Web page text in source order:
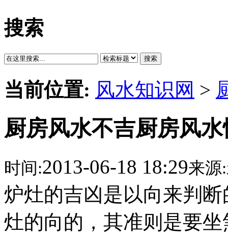
搜索
搜索
当前位置: 风水知识网 >
厨房风水不吉厨房风
时间:2013-06-18 18:29来源:
炉灶的吉凶是以向来判
灶的向的，其准则是要